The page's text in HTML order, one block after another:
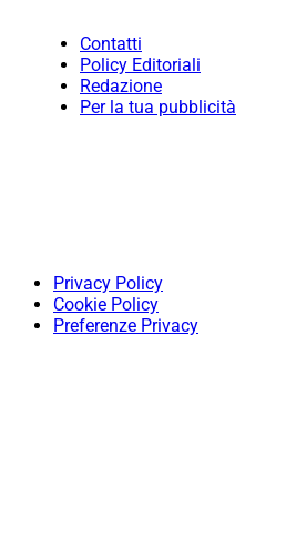
Contatti
Policy Editoriali
Redazione
Per la tua pubblicità
Privacy Policy
Cookie Policy
Preferenze Privacy